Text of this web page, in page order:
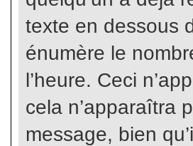
texte en dessous
énumère le
l’heure. Ceci
cela n’apparaîtra
message, bien